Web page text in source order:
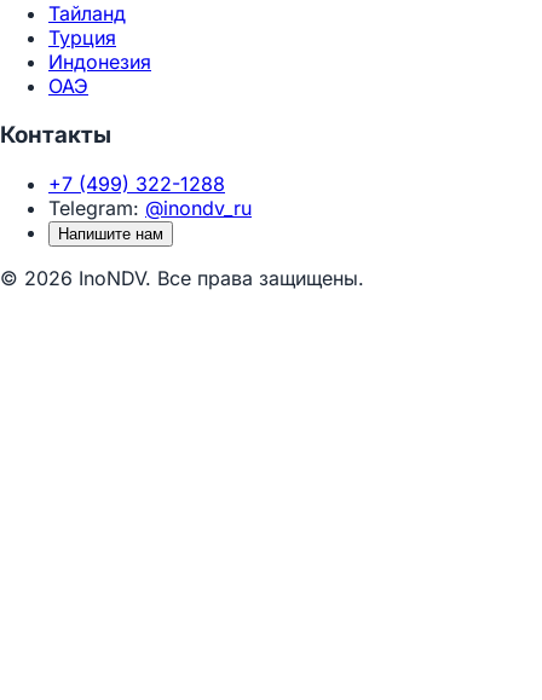
Тайланд
Турция
Индонезия
ОАЭ
Контакты
+7 (499) 322-1288
Telegram: @inondv_ru
Напишите нам
© 2026 InoNDV. Все права защищены.